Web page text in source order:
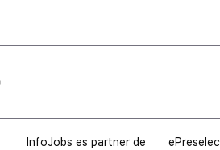
InfoJobs es partner de ePreselec